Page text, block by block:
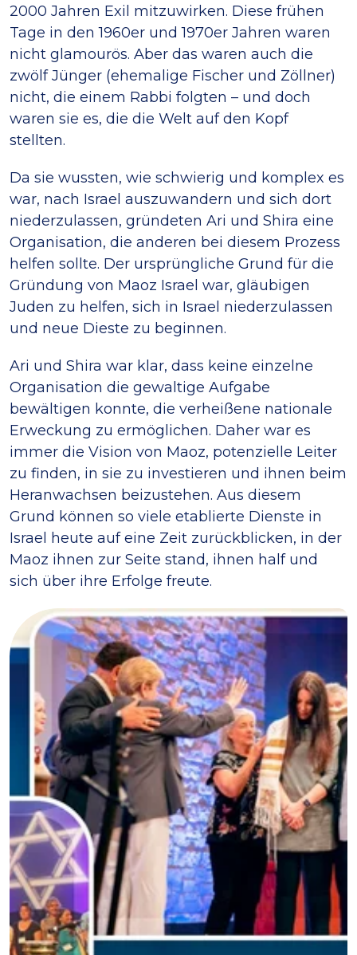
2000 Jahren Exil mitzuwirken. Diese frühen
Tage in den 1960er und 1970er Jahren waren
nicht glamourös. Aber das waren auch die
zwölf Jünger (ehemalige Fischer und Zöllner)
nicht, die einem Rabbi folgten – und doch
waren sie es, die die Welt auf den Kopf
stellten.
Da sie wussten, wie schwierig und komplex es
war, nach Israel auszuwandern und sich dort
niederzulassen, gründeten Ari und Shira eine
Organisation, die anderen bei diesem Prozess
helfen sollte. Der ursprüngliche Grund für die
Gründung von Maoz Israel war, gläubigen
Juden zu helfen, sich in Israel niederzulassen
und neue Dieste zu beginnen.
Ari und Shira war klar, dass keine einzelne
Organisation die gewaltige Aufgabe
bewältigen konnte, die verheißene nationale
Erweckung zu ermöglichen. Daher war es
immer die Vision von Maoz, potenzielle Leiter
zu finden, in sie zu investieren und ihnen beim
Heranwachsen beizustehen. Aus diesem
Grund können so viele etablierte Dienste in
Israel heute auf eine Zeit zurückblicken, in der
Maoz ihnen zur Seite stand, ihnen half und
sich über ihre Erfolge freute.